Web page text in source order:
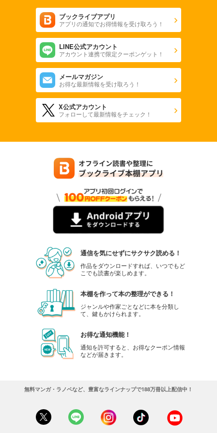
ブックライブアプリ
アプリの通知でお得情報を受け取ろう！
LINE公式アカウント
アカウント連携で限定クーポンゲット！
メールマガジン
お得な最新情報を受け取ろう！
X公式アカウント
フォローして最新情報をチェック！
通信を気にせずにサクサク読める！
作品をダウンロードすれば、いつでもど
こでも読書が楽しめます。
本棚を作って本の整理ができる！
ジャンルや作家ごとなどに本を分類し
て、鍵もかけられます。
お得な通知機能！
通知を許可すると、お得なクーポン情報
などが届きます。
無料マンガ・ラノベなど、豊富なラインナップで188万冊以上配信中！